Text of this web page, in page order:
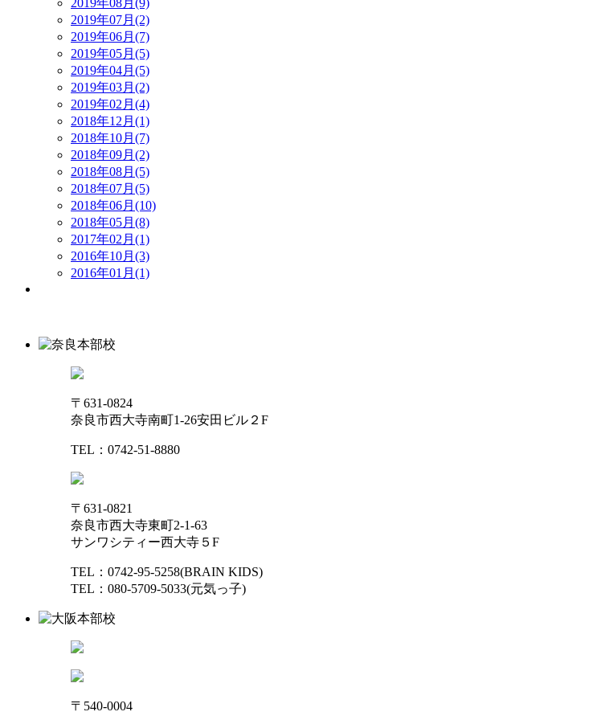
2019年08月(9)
2019年07月(2)
2019年06月(7)
2019年05月(5)
2019年04月(5)
2019年03月(2)
2019年02月(4)
2018年12月(1)
2018年10月(7)
2018年09月(2)
2018年08月(5)
2018年07月(5)
2018年06月(10)
2018年05月(8)
2017年02月(1)
2016年10月(3)
2016年01月(1)
〒631-0824
奈良市西大寺南町1-26安田ビル２F
TEL：0742-51-8880
〒631-0821
奈良市西大寺東町2-1-63
サンワシティー西大寺５F
TEL：0742-95-5258(BRAIN KIDS)
TEL：080-5709-5033(元気っ子)
〒540-0004